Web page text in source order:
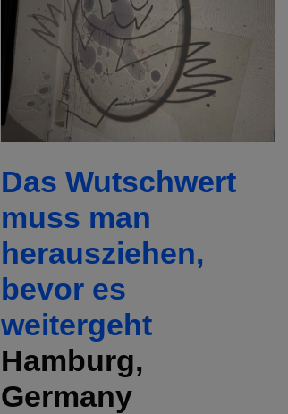
Das Wutschwert
muss man
herausziehen,
bevor es
weitergeht
Hamburg,
Germany